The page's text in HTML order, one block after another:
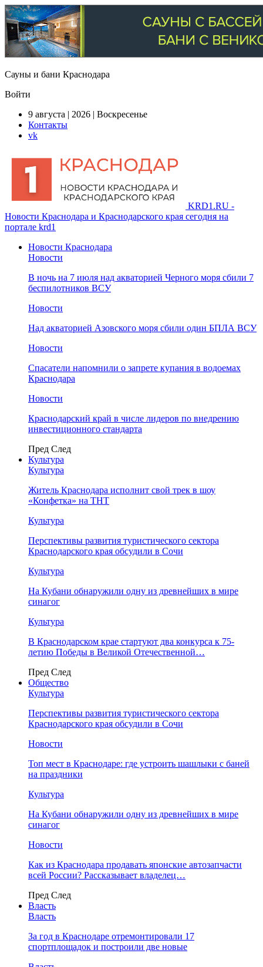
Сауны и бани Краснодара
Войти
9 августа | 2026 | Воскресенье
Контакты
vk
KRD1.RU -
Новости Краснодара и Краснодарского края сегодня на
портале krd1
Новости Краснодара
Новости
В ночь на 7 июля над акваторией Черного моря сбили 7
беспилотников ВСУ
Новости
Над акваторией Азовского моря сбили один БПЛА ВСУ
Новости
Спасатели напомнили о запрете купания в водоемах
Краснодара
Новости
Краснодарский край в числе лидеров по внедрению
инвестиционного стандарта
Пред След
Культура
Культура
Житель Краснодара исполнит свой трек в шоу
«Конфетка» на ТНТ
Культура
Перспективы развития туристического сектора
Краснодарского края обсудили в Сочи
Культура
На Кубани обнаружили одну из древнейших в мире
синагог
Культура
В Краснодарском крае стартуют два конкурса к 75-
летию Победы в Великой Отечественной…
Пред След
Общество
Культура
Перспективы развития туристического сектора
Краснодарского края обсудили в Сочи
Новости
Топ мест в Краснодаре: где устроить шашлыки с баней
на праздники
Культура
На Кубани обнаружили одну из древнейших в мире
синагог
Новости
Как из Краснодара продавать японские автозапчасти
всей России? Рассказывает владелец…
Пред След
Власть
Власть
За год в Краснодаре отремонтировали 17
спортплощадок и построили две новые